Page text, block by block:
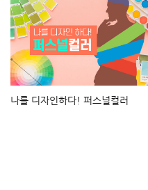
나를 디자인하다! 퍼스널컬러